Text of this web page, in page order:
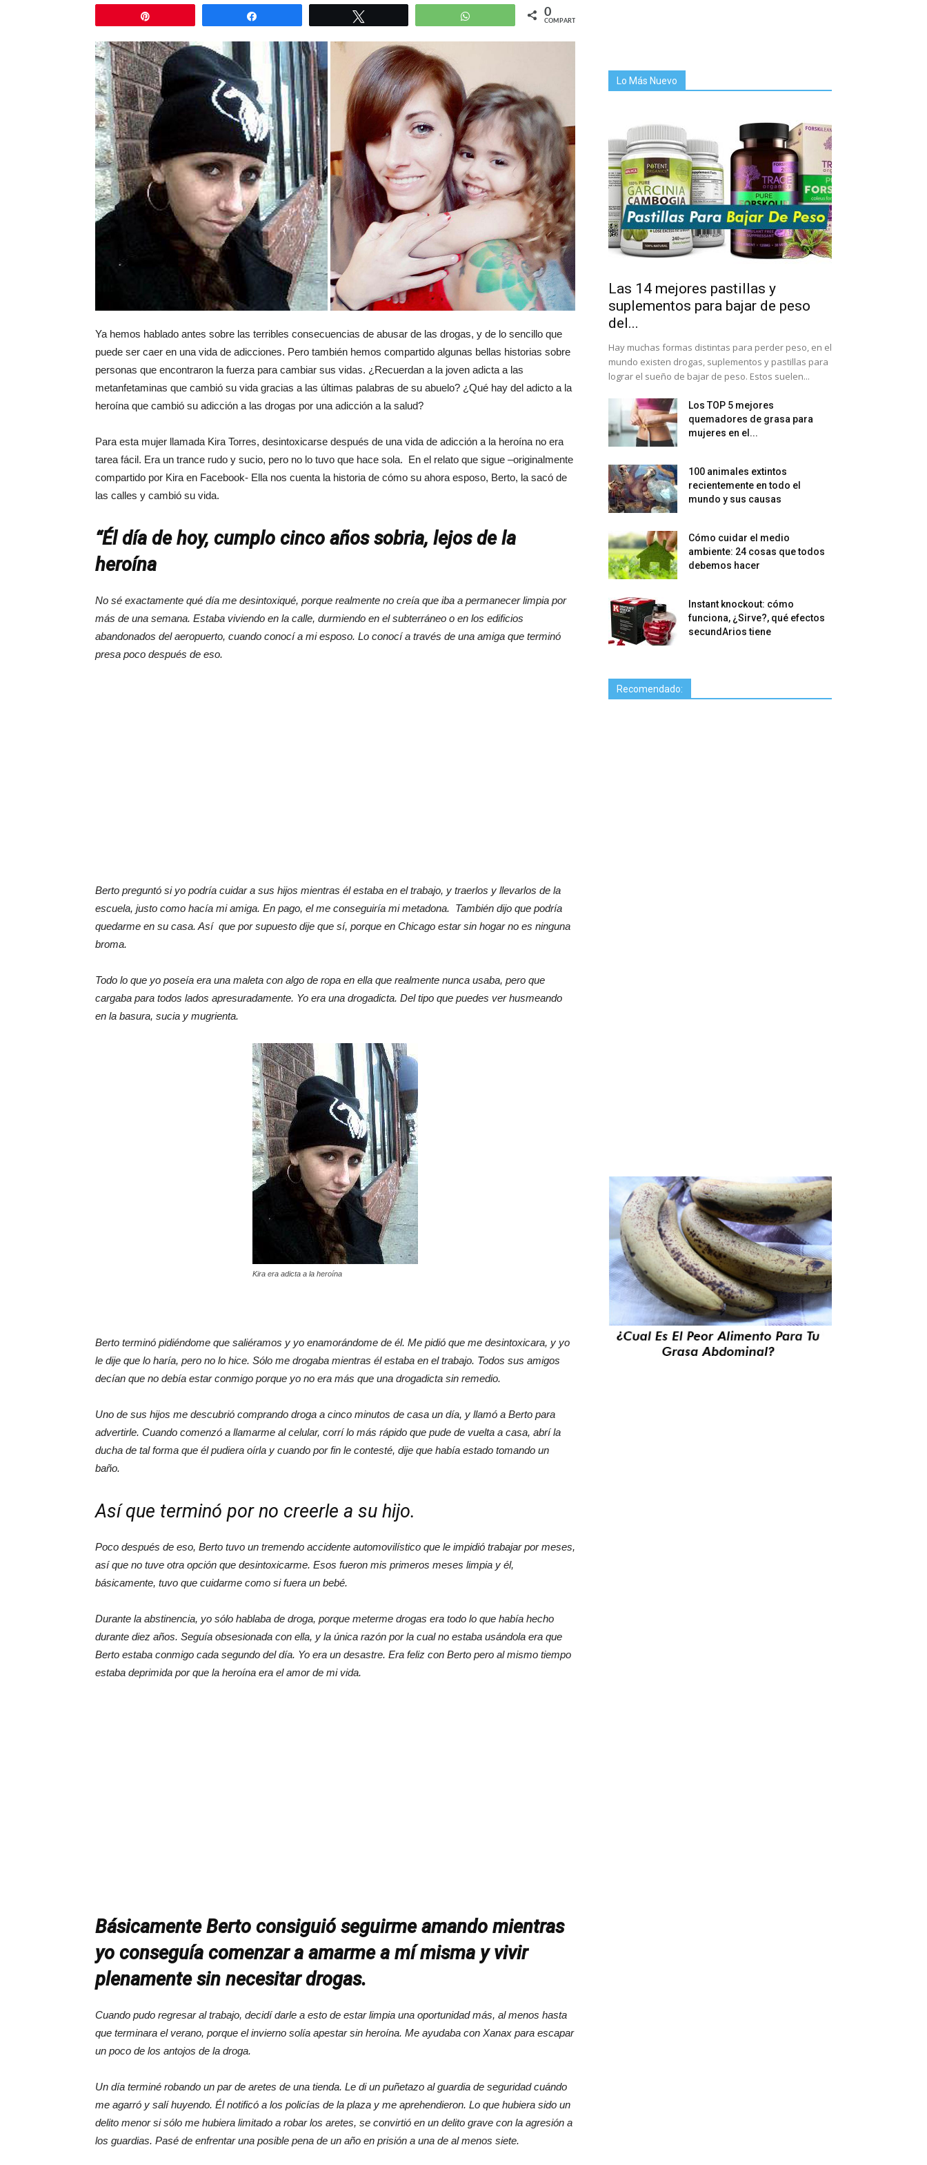
0
COMPARTIR
Ya hemos hablado antes sobre las terribles consecuencias de abusar de las drogas, y de lo sencillo que
puede ser caer en una vida de adicciones. Pero también hemos compartido algunas bellas historias sobre
personas que encontraron la fuerza para cambiar sus vidas. ¿Recuerdan a la joven adicta a las
metanfetaminas que cambió su vida gracias a las últimas palabras de su abuelo? ¿Qué hay del adicto a la
heroína que cambió su adicción a las drogas por una adicción a la salud?
Para esta mujer llamada Kira Torres, desintoxicarse después de una vida de adicción a la heroína no era
tarea fácil. Era un trance rudo y sucio, pero no lo tuvo que hace sola. En el relato que sigue –originalmente
compartido por Kira en Facebook- Ella nos cuenta la historia de cómo su ahora esposo, Berto, la sacó de
las calles y cambió su vida.
“Él día de hoy, cumplo cinco años sobria, lejos de la
heroína
No sé exactamente qué día me desintoxiqué, porque realmente no creía que iba a permanecer limpia por
más de una semana. Estaba viviendo en la calle, durmiendo en el subterráneo o en los edificios
abandonados del aeropuerto, cuando conocí a mi esposo. Lo conocí a través de una amiga que terminó
presa poco después de eso.
Berto preguntó si yo podría cuidar a sus hijos mientras él estaba en el trabajo, y traerlos y llevarlos de la
escuela, justo como hacía mi amiga. En pago, el me conseguiría mi metadona. También dijo que podría
quedarme en su casa. Así que por supuesto dije que sí, porque en Chicago estar sin hogar no es ninguna
broma.
Todo lo que yo poseía era una maleta con algo de ropa en ella que realmente nunca usaba, pero que
cargaba para todos lados apresuradamente. Yo era una drogadicta. Del tipo que puedes ver husmeando
en la basura, sucia y mugrienta.
Kira era adicta a la heroína
Berto terminó pidiéndome que saliéramos y yo enamorándome de él. Me pidió que me desintoxicara, y yo
le dije que lo haría, pero no lo hice. Sólo me drogaba mientras él estaba en el trabajo. Todos sus amigos
decían que no debía estar conmigo porque yo no era más que una drogadicta sin remedio.
Uno de sus hijos me descubrió comprando droga a cinco minutos de casa un día, y llamó a Berto para
advertirle. Cuando comenzó a llamarme al celular, corrí lo más rápido que pude de vuelta a casa, abrí la
ducha de tal forma que él pudiera oírla y cuando por fin le contesté, dije que había estado tomando un
baño.
Así que terminó por no creerle a su hijo.
Poco después de eso, Berto tuvo un tremendo accidente automovilístico que le impidió trabajar por meses,
así que no tuve otra opción que desintoxicarme. Esos fueron mis primeros meses limpia y él,
básicamente, tuvo que cuidarme como si fuera un bebé.
Durante la abstinencia, yo sólo hablaba de droga, porque meterme drogas era todo lo que había hecho
durante diez años. Seguía obsesionada con ella, y la única razón por la cual no estaba usándola era que
Berto estaba conmigo cada segundo del día. Yo era un desastre. Era feliz con Berto pero al mismo tiempo
estaba deprimida por que la heroína era el amor de mi vida.
Básicamente Berto consiguió seguirme amando mientras
yo conseguía comenzar a amarme a mí misma y vivir
plenamente sin necesitar drogas.
Cuando pudo regresar al trabajo, decidí darle a esto de estar limpia una oportunidad más, al menos hasta
que terminara el verano, porque el invierno solía apestar sin heroína. Me ayudaba con Xanax para escapar
un poco de los antojos de la droga.
Un día terminé robando un par de aretes de una tienda. Le di un puñetazo al guardia de seguridad cuándo
me agarró y salí huyendo. Él notificó a los policías de la plaza y me aprehendieron. Lo que hubiera sido un
delito menor si sólo me hubiera limitado a robar los aretes, se convirtió en un delito grave con la agresión a
los guardias. Pasé de enfrentar una posible pena de un año en prisión a una de al menos siete.
Lo Más Nuevo
Las 14 mejores pastillas y
suplementos para bajar de peso
del...
Hay muchas formas distintas para perder peso, en el
mundo existen drogas, suplementos y pastillas para
lograr el sueño de bajar de peso. Estos suelen...
Los TOP 5 mejores
quemadores de grasa para
mujeres en el...
100 animales extintos
recientemente en todo el
mundo y sus causas
Cómo cuidar el medio
ambiente: 24 cosas que todos
debemos hacer
Instant knockout: cómo
funciona, ¿Sirve?, qué efectos
secundArios tiene
Recomendado: